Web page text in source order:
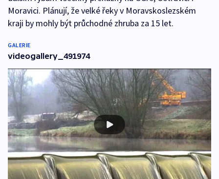
Moravici. Plánují, že velké řeky v Moravskoslezském
kraji by mohly být průchodné zhruba za 15 let.
GALERIE
videogallery_491974